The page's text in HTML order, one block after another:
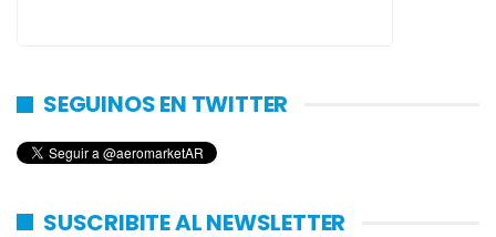
SEGUINOS EN TWITTER
SUSCRIBITE AL NEWSLETTER